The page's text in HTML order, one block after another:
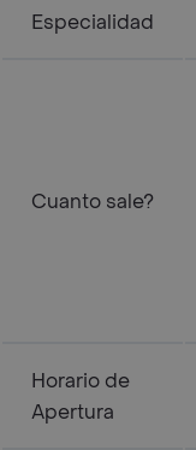
Especialidad
Cuanto sale?
Horario de
Apertura